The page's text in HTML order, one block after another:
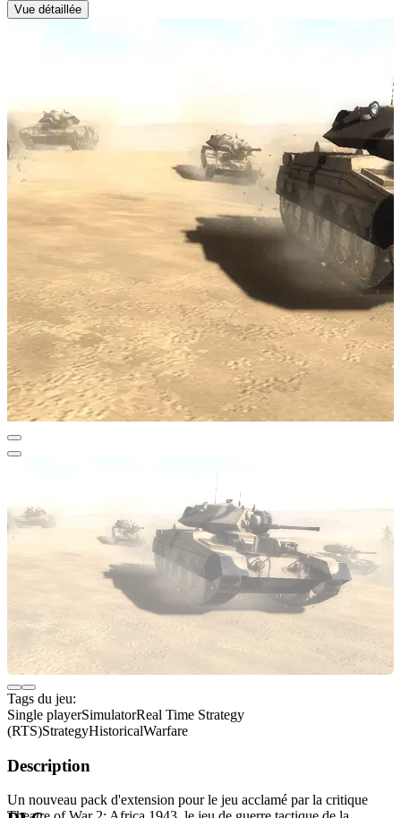
Vue détaillée
Tags du jeu:
Single playerSimulatorReal Time Strategy
(RTS)StrategyHistoricalWarfare
Description
Un nouveau pack d'extension pour le jeu acclamé par la critique